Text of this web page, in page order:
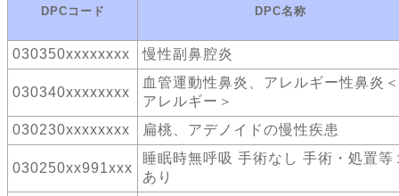
DPCコード DPC名称
030350xxxxxxxx 慢性副鼻腔炎
030340xxxxxxxx
血管運動性鼻炎、アレルギー性鼻炎
アレルギー＞
030230xxxxxxxx
扁桃、アデノイドの慢性疾患
030250xx991xxx
睡眠時無呼吸 手術なし 手術・処置等
あり